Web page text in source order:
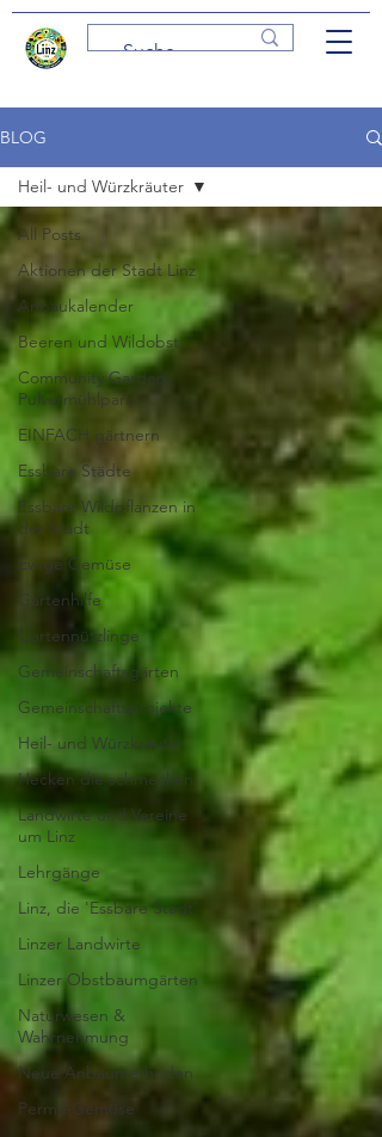
BLOG
All Posts
Aktionen der Stadt Linz
Anbaukalender
Beeren und Wildobst
Community Garden
Pulvermühlpark
EINFACH gärtnern
Essbare Städte
Essbare Wildpflanzen in
der Stadt
Ewige Gemüse
Gartenhilfe
Gartennützlinge
Gemeinschaftsgärten
Gemeinschaftsprojekte
Heil- und Würzkräuter
Hecken die schmecken
Landwirte und Vereine
um Linz
Lehrgänge
Linz, die 'Essbare Stadt'
Linzer Landwirte
Linzer Obstbaumgärten
Naturwesen &
Wahrnehmung
Neue Anbaumethoden
Perma-Gemüse
Heil- und Würzkräuter